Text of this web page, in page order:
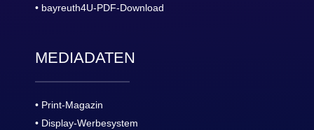
• bayreuth4U-PDF-Download
MEDIADATEN
• Print-Magazin
• Display-Werbesystem